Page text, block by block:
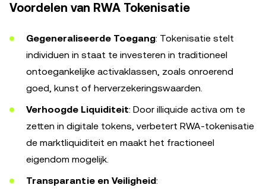
Voordelen van RWA Tokenisatie
Gegeneraliseerde Toegang: Tokenisatie stelt
individuen in staat te investeren in traditioneel
ontoegankelijke activaklassen, zoals onroerend
goed, kunst of herverzekeringswaarden.
Verhoogde Liquiditeit: Door illiquide activa om te
zetten in digitale tokens, verbetert RWA-tokenisatie
de marktliquiditeit en maakt het fractioneel
eigendom mogelijk.
Transparantie en Veiligheid: